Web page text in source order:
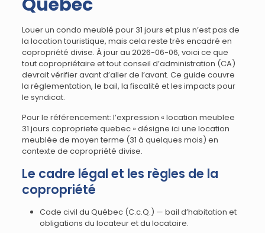
Louer un condo meublé pour 31 jours et plus n’est pas de
la location touristique, mais cela reste très encadré en
copropriété divise. À jour au 2026-06-06, voici ce que
tout copropriétaire et tout conseil d’administration (CA)
devrait vérifier avant d’aller de l’avant. Ce guide couvre
la réglementation, le bail, la fiscalité et les impacts pour
le syndicat.
Pour le référencement: l’expression « location meublee
31 jours copropriete quebec » désigne ici une location
meublée de moyen terme (31 à quelques mois) en
contexte de copropriété divise.
Le cadre légal et les règles de la
copropriété
Code civil du Québec (C.c.Q.) — bail d’habitation et
obligations du locateur et du locataire.